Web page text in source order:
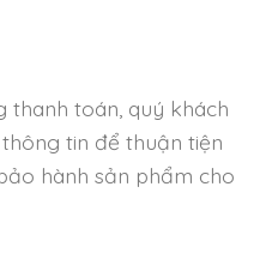
thanh toán, quý khách
tin để thuận tiện
hành sản phẩm cho